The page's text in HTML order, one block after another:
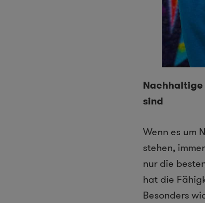
sind
Wenn es um
stehen,
nur die
hat die
Besonders